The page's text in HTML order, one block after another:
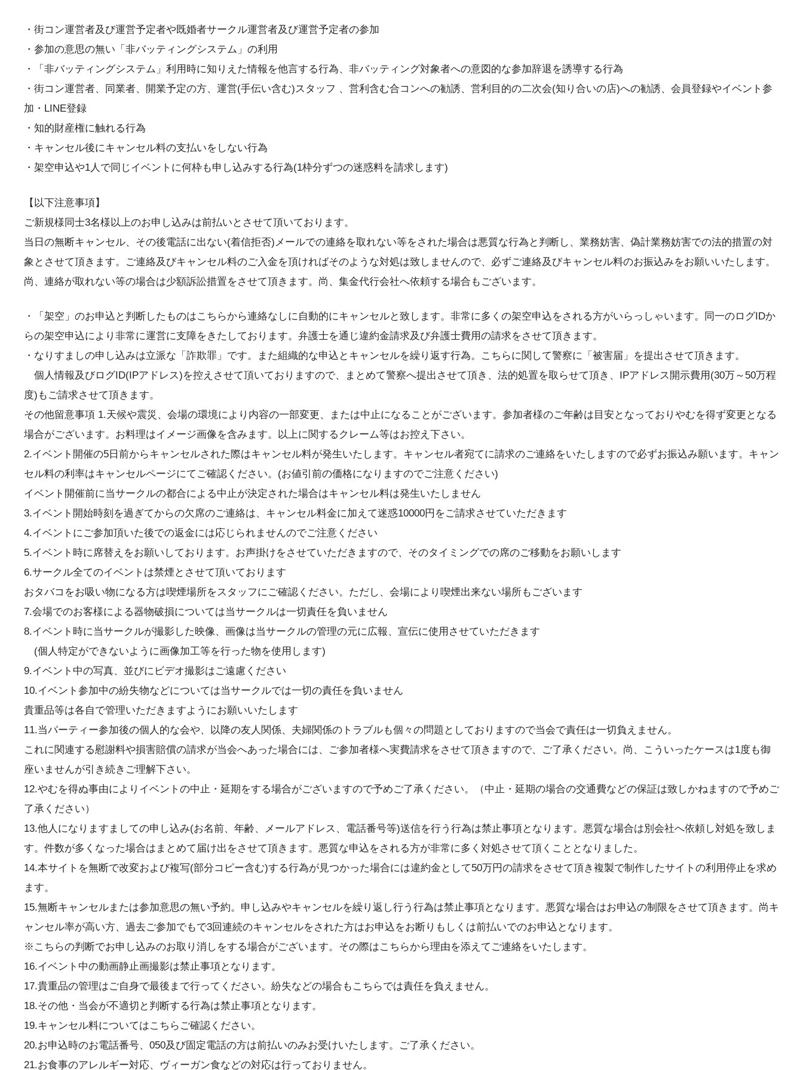
・街コン運営者及び運営予定者や既婚者サークル運営者及び運営予定者の参加
・参加の意思の無い「非バッティングシステム」の利用
・「非バッティングシステム」利用時に知りえた情報を他言する行為、非バッティング対象者への意図的な参加辞退を誘導する行為
・街コン運営者、同業者、開業予定の方、運営(手伝い含む)スタッフ 、営利含む合コンへの勧誘、営利目的の二次会(知り合いの店)への勧誘、会員登録やイベント参
加・LINE登録
・知的財産権に触れる行為
・キャンセル後にキャンセル料の支払いをしない行為
・架空申込や1人で同じイベントに何枠も申し込みする行為(1枠分ずつの迷惑料を請求します)
【以下注意事項】
ご新規様同士3名様以上のお申し込みは前払いとさせて頂いております。
当日の無断キャンセル、その後電話に出ない(着信拒否)メールでの連絡を取れない等をされた場合は悪質な行為と判断し、業務妨害、偽計業務妨害での法的措置の対
象とさせて頂きます。ご連絡及びキャンセル料のご入金を頂ければそのような対処は致しませんので、必ずご連絡及びキャンセル料のお振込みをお願いいたします。
尚、連絡が取れない等の場合は少額訴訟措置をさせて頂きます。尚、集金代行会社へ依頼する場合もございます。
・「架空」のお申込と判断したものはこちらから連絡なしに自動的にキャンセルと致します。非常に多くの架空申込をされる方がいらっしゃいます。同一のログIDか
らの架空申込により非常に運営に支障をきたしております。弁護士を通じ違約金請求及び弁護士費用の請求をさせて頂きます。
・なりすましの申し込みは立派な「詐欺罪」です。また組織的な申込とキャンセルを繰り返す行為。こちらに関して警察に「被害届」を提出させて頂きます。
個人情報及びログID(IPアドレス)を控えさせて頂いておりますので、まとめて警察へ提出させて頂き、法的処置を取らせて頂き、IPアドレス開示費用(30万～50万程
度)もご請求させて頂きます。
その他留意事項 1.天候や震災、会場の環境により内容の一部変更、または中止になることがございます。参加者様のご年齢は目安となっておりやむを得ず変更となる
場合がございます。お料理はイメージ画像を含みます。以上に関するクレーム等はお控え下さい。
2.イベント開催の5日前からキャンセルされた際はキャンセル料が発生いたします。キャンセル者宛てに請求のご連絡をいたしますので必ずお振込み願います。キャン
セル料の利率はキャンセルページにてご確認ください。(お値引前の価格になりますのでご注意ください)
イベント開催前に当サークルの都合による中止が決定された場合はキャンセル料は発生いたしません
3.イベント開始時刻を過ぎてからの欠席のご連絡は、キャンセル料金に加えて迷惑10000円をご請求させていただきます
4.イベントにご参加頂いた後での返金には応じられませんのでご注意ください
5.イベント時に席替えをお願いしております。お声掛けをさせていただきますので、そのタイミングでの席のご移動をお願いします
6.サークル全てのイベントは禁煙とさせて頂いております
おタバコをお吸い物になる方は喫煙場所をスタッフにご確認ください。ただし、会場により喫煙出来ない場所もございます
7.会場でのお客様による器物破損については当サークルは一切責任を負いません
8.イベント時に当サークルが撮影した映像、画像は当サークルの管理の元に広報、宣伝に使用させていただきます
(個人特定ができないように画像加工等を行った物を使用します)
9.イベント中の写真、並びにビデオ撮影はご遠慮ください
10.イベント参加中の紛失物などについては当サークルでは一切の責任を負いません
貴重品等は各自で管理いただきますようにお願いいたします
11.当パーティー参加後の個人的な会や、以降の友人関係、夫婦関係のトラブルも個々の問題としておりますので当会で責任は一切負えません。
これに関連する慰謝料や損害賠償の請求が当会へあった場合には、ご参加者様へ実費請求をさせて頂きますので、ご了承ください。尚、こういったケースは1度も御
座いませんが引き続きご理解下さい。
12.やむを得ぬ事由によりイベントの中止・延期をする場合がございますので予めご了承ください。（中止・延期の場合の交通費などの保証は致しかねますので予めご
了承ください）
13.他人になりますましての申し込み(お名前、年齢、メールアドレス、電話番号等)送信を行う行為は禁止事項となります。悪質な場合は別会社へ依頼し対処を致しま
す。件数が多くなった場合はまとめて届け出をさせて頂きます。悪質な申込をされる方が非常に多く対処させて頂くこととなりました。
14.本サイトを無断で改変および複写(部分コピー含む)する行為が見つかった場合には違約金として50万円の請求をさせて頂き複製で制作したサイトの利用停止を求め
ます。
15.無断キャンセルまたは参加意思の無い予約。申し込みやキャンセルを繰り返し行う行為は禁止事項となります。悪質な場合はお申込の制限をさせて頂きます。尚キ
ャンセル率が高い方、過去ご参加でもで3回連続のキャンセルをされた方はお申込をお断りもしくは前払いでのお申込となります。
※こちらの判断でお申し込みのお取り消しをする場合がございます。その際はこちらから理由を添えてご連絡をいたします。
16.イベント中の動画静止画撮影は禁止事項となります。
17.貴重品の管理はご自身で最後まで行ってください。紛失などの場合もこちらでは責任を負えません。
18.その他・当会が不適切と判断する行為は禁止事項となります。
19.キャンセル料についてはこちらご確認ください。
20.お申込時のお電話番号、050及び固定電話の方は前払いのみお受けいたします。ご了承ください。
21.お食事のアレルギー対応、ヴィーガン食などの対応は行っておりません。